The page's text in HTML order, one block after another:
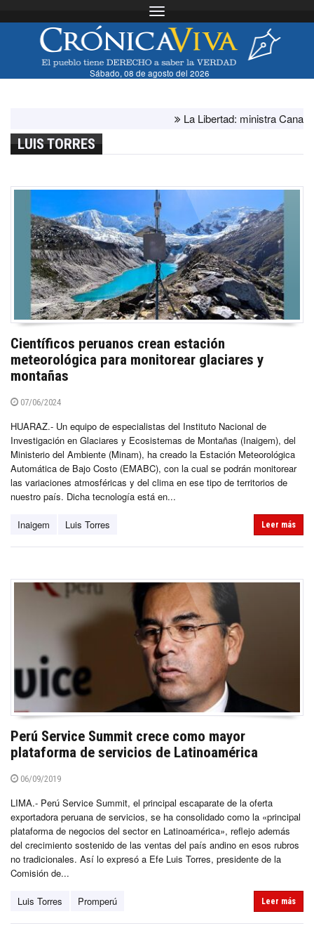
Toggle navigation
Sábado, 08 de agosto del 2026
La Libertad: ministra Canales
LUIS TORRES
Científicos peruanos crean estación
meteorológica para monitorear glaciares y
montañas
07/06/2024
HUARAZ.- Un equipo de especialistas del Instituto Nacional de
Investigación en Glaciares y Ecosistemas de Montañas (Inaigem), del
Ministerio del Ambiente (Minam), ha creado la Estación Meteorológica
Automática de Bajo Costo (EMABC), con la cual se podrán monitorear
las variaciones atmosféricas y del clima en ese tipo de territorios de
nuestro país. Dicha tecnología está en...
Inaigem Luis Torres Leer más
Perú Service Summit crece como mayor
plataforma de servicios de Latinoamérica
06/09/2019
LIMA.- Perú Service Summit, el principal escaparate de la oferta
exportadora peruana de servicios, se ha consolidado como la «principal
plataforma de negocios del sector en Latinoamérica», reflejo además
del crecimiento sostenido de las ventas del país andino en esos rubros
no tradicionales. Así lo expresó a Efe Luis Torres, presidente de la
Comisión de...
Luis Torres Promperú Leer más